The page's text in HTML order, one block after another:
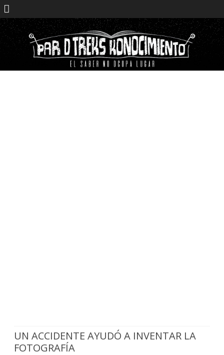
Saltar
UN ACCIDENTE AYUDÓ A INVENTAR LA
FOTOGRAFÍA